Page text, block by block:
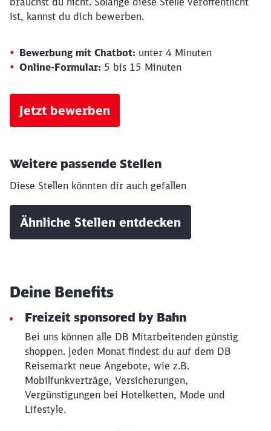
ist, kannst du dich bewerben.
Bewerbung mit Chatbot: unter 4 Minuten
Online-Formular: 5 bis 15 Minuten
Jetzt bewerben
Weitere passende Stellen
Diese Stellen könnten dir auch gefallen
Ähnliche Stellen entdecken
Deine Benefits
Freizeit sponsored by Bahn
Bei uns können alle DB Mitarbeitenden günstig
shoppen. Jeden Monat findest du auf dem DB
Reisemarkt neue Angebote, wie z.B.
Mobilfunkverträge, Versicherungen,
Vergünstigungen bei Hotelketten, Mode und
Lifestyle.
Möchten Sie zuweitergeleitet
werden?
Abbrechen Weiter